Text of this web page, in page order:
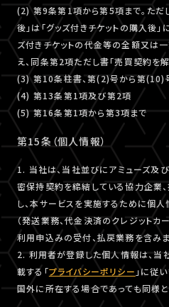
(2) 第9条第1項から第5項まで。ただ
後」は「グッズ付きチケットの購入後」
ズ付きチケットの代金等の全額又は
え、同条第2項ただし書「売買契約を
(3) 第10条柱書、第(2)号から第(10)
(4) 第13条第1項及び第2項
(5) 第16条第1項から第3項まで
第15条（個人情報）
1. 当社は、当社並びにアミューズ及
密保持契約を締結している協力企業
し、本サービスを実施するために個
（発送業務、代金決済のクレジット
利用申込みの受付、払戻業務を含みま
2. 利用者が登録した個人情報は、当
載する「プライバシーポリシー 」に従
国外に所在する場合であっても同様と